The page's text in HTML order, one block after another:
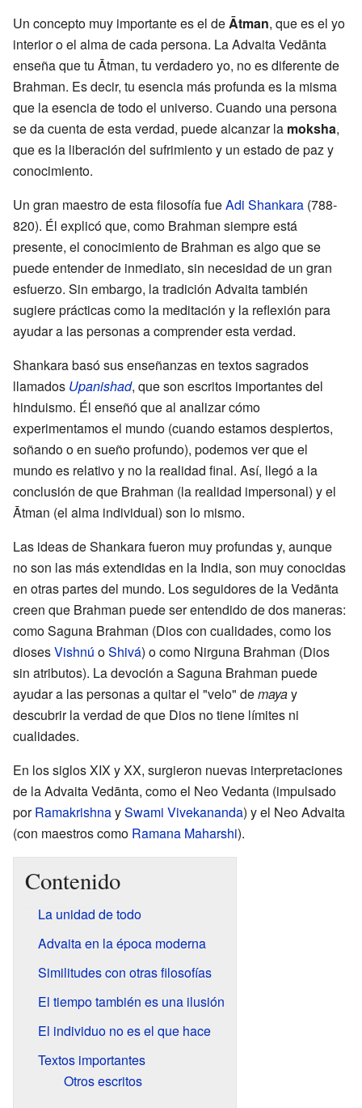
Un concepto muy importante es el deĀtman, que es el yo
interior o el alma de cada persona. La Advaita Vedānta
enseña que tu Ātman, tu verdadero yo, no es diferente de
Brahman. Es decir, tu esencia más profunda es la misma
que la esencia de todo el universo. Cuando una persona
se da cuenta de esta verdad, puede alcanzar la moksha,
que es la liberación del sufrimiento y un estado de paz y
conocimiento.
Un gran maestro de esta filosofía fueAdi Shankara (788-
820). Él explicó que, como Brahman siempre está
presente, el conocimiento de Brahman es algo que se
puede entender de inmediato, sin necesidad de un gran
esfuerzo. Sin embargo, la tradición Advaita también
sugiere prácticas como la meditación y la reflexión para
ayudar a las personas a comprender esta verdad.
Shankara basó sus enseñanzas en textos sagrados
llamados Upanishad, que son escritos importantes del
hinduismo. Él enseñó que al analizar cómo
experimentamos el mundo (cuando estamos despiertos,
soñando o en sueño profundo), podemos ver que el
mundo es relativo y no la realidad final. Así, llegó a la
conclusión de que Brahman (la realidad impersonal) y el
Ātman (el alma individual) son lo mismo.
Las ideas de Shankara fueron muy profundas y, aunque
no son las más extendidas en la India, son muy conocidas
en otras partes del mundo. Los seguidores de la Vedānta
creen que Brahman puede ser entendido de dos maneras:
como Saguna Brahman (Dios con cualidades, como los
diosesVishnú oShivá) o como Nirguna Brahman (Dios
sin atributos). La devoción a Saguna Brahman puede
ayudar a las personas a quitar el "velo" demayay
descubrir la verdad de que Dios no tiene límites ni
cualidades.
En los siglos XIX y XX, surgieron nuevas interpretaciones
de la Advaita Vedānta, como el Neo Vedanta (impulsado
porRamakrishnaySwami Vivekananda) y el Neo Advaita
(con maestros como Ramana Maharshi).
Contenido
La unidad de todo
Advaita en la época moderna
Similitudes con otras filosofías
El tiempo también es una ilusión
El individuo no es el que hace
Textos importantes
Otros escritos